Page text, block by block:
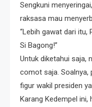
Sengkuni
raksasa mau
“Lebih gawat dari itu,
Si Bagong!”
Untuk diketahui saja,
comot saja. Soalnya,
figur wakil presiden
Karang Kedempel ini,